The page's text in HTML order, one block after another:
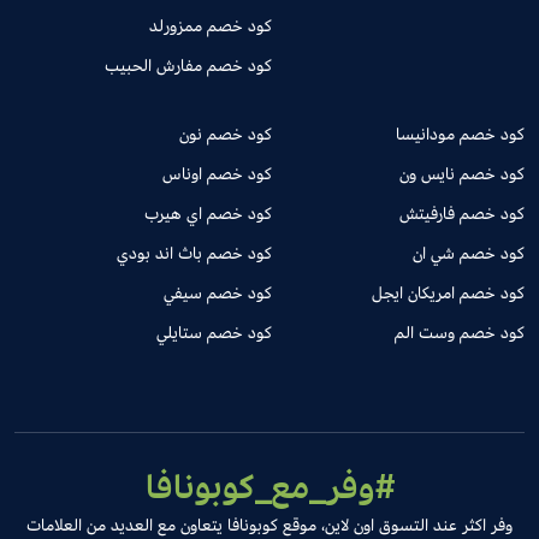
كود خصم ممزورلد
كود خصم مفارش الحبيب
كود خصم مودانيسا
كود خصم نايس ون
كود خصم فارفيتش
كود خصم شي ان
كود خصم امريكان ايجل
كود خصم وست الم
كود خصم نون
كود خصم اوناس
كود خصم اي هيرب
كود خصم باث اند بودي
كود خصم سيفي
كود خصم ستايلي
#وفر_مع_كوبونافا
وفر اكثر عند التسوق اون لاين، موقع كوبونافا يتعاون مع العديد من العلامات